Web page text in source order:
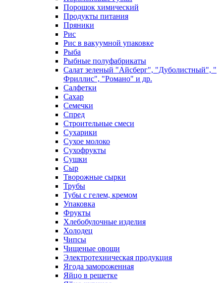
Порошок химический
Продукты питания
Пряники
Рис
Рис в вакуумной упаковке
Рыба
Рыбные полуфабрикаты
Салат зеленый "Айсберг", "Дуболистный", "
Фриллис", "Романо" и др.
Салфетки
Сахар
Семечки
Спред
Строительные смеси
Сухарики
Сухое молоко
Сухофрукты
Сушки
Сыр
Творожные сырки
Трубы
Тубы с гелем, кремом
Упаковка
Фрукты
Хлебобулочные изделия
Холодец
Чипсы
Чищеные овощи
Электротехническая продукция
Ягода замороженная
Яйцо в решетке